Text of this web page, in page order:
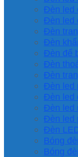
Đèn led
Đèn led
Đèn
Đèn
Đèn để
Đèn
Đèn
Đèn led
Đèn led
Đèn led
Đèn led
Đèn
Bóng
Bóng